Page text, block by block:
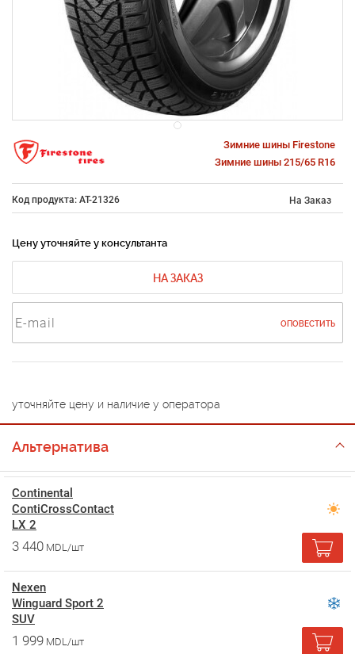
Зимние шины Firestone
Зимние шины 215/65 R16
Код продукта: AT-21326 На Заказ
Цену уточняйте у консультанта
НА ЗАКАЗ
ОПОВЕСТИТЬ
уточняйте цену и наличие у оператора
Альтернатива
Continental
ContiCrossContact
LX 2
3 440 MDL/шт
Nexen
Winguard Sport 2
SUV
1 999 MDL/шт